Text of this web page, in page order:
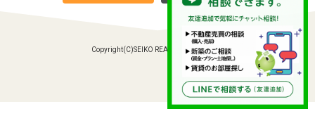
Copyright(C)SEIKO REAL ESTATE Co., Ltd.